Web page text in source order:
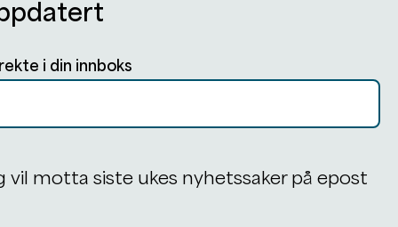
i din innboks
vil motta siste ukes nyhetssaker på epost